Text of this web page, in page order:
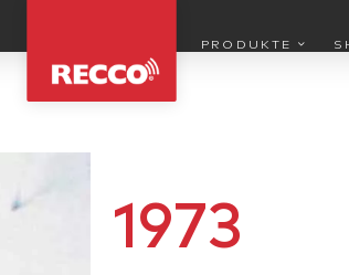
PRODUKTE
1973